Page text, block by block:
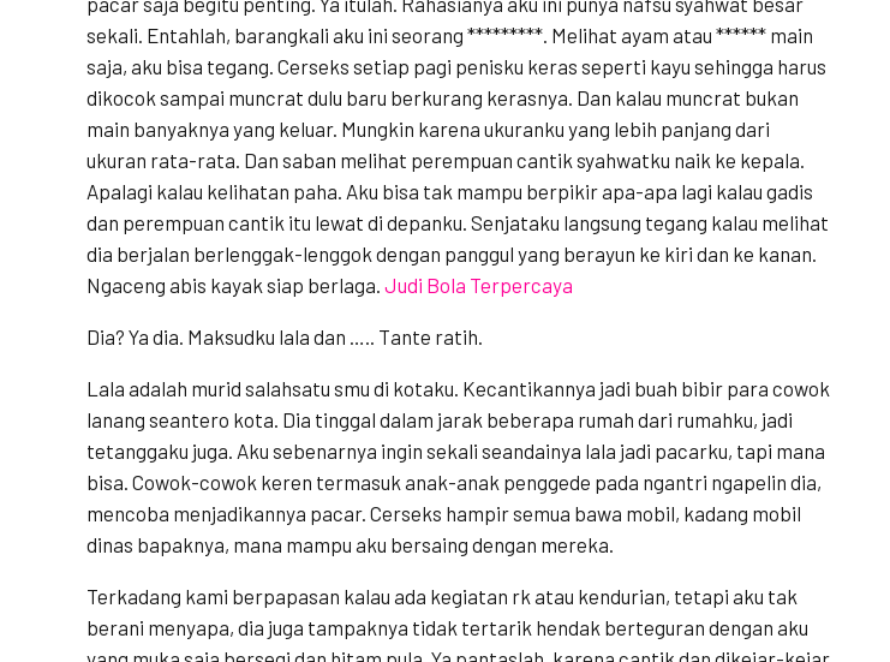
sekali. Entahlah, barangkali aku ini seorang *********. Melihat ayam atau ****** main
saja, aku bisa tegang. Cerseks setiap pagi penisku keras seperti kayu sehingga harus
dikocok sampai muncrat dulu baru berkurang kerasnya. Dan kalau muncrat bukan
main banyaknya yang keluar. Mungkin karena ukuranku yang lebih panjang dari
ukuran rata-rata. Dan saban melihat perempuan cantik syahwatku naik ke kepala.
Apalagi kalau kelihatan paha. Aku bisa tak mampu berpikir apa-apa lagi kalau gadis
dan perempuan cantik itu lewat di depanku. Senjataku langsung tegang kalau melihat
dia berjalan berlenggak-lenggok dengan panggul yang berayun ke kiri dan ke kanan.
Ngaceng abis kayak siap berlaga. Judi Bola Terpercaya
Dia? Ya dia. Maksudku lala dan ….. Tante ratih.
Lala adalah murid salahsatu smu di kotaku. Kecantikannya jadi buah bibir para cowok
lanang seantero kota. Dia tinggal dalam jarak beberapa rumah dari rumahku, jadi
tetanggaku juga. Aku sebenarnya ingin sekali seandainya lala jadi pacarku, tapi mana
bisa. Cowok-cowok keren termasuk anak-anak penggede pada ngantri ngapelin dia,
mencoba menjadikannya pacar. Cerseks hampir semua bawa mobil, kadang mobil
dinas bapaknya, mana mampu aku bersaing dengan mereka.
Terkadang kami berpapasan kalau ada kegiatan rk atau kendurian, tetapi aku tak
berani menyapa, dia juga tampaknya tidak tertarik hendak berteguran dengan aku